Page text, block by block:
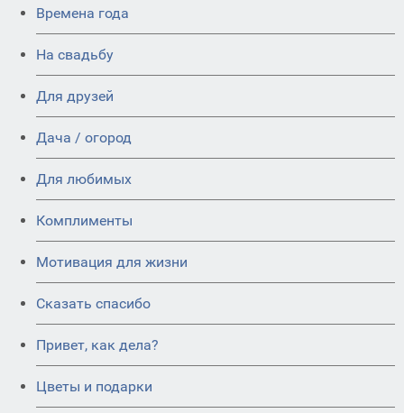
Времена года
На свадьбу
Для друзей
Дача / огород
Для любимых
Комплименты
Мотивация для жизни
Сказать спасибо
Привет, как дела?
Цветы и подарки